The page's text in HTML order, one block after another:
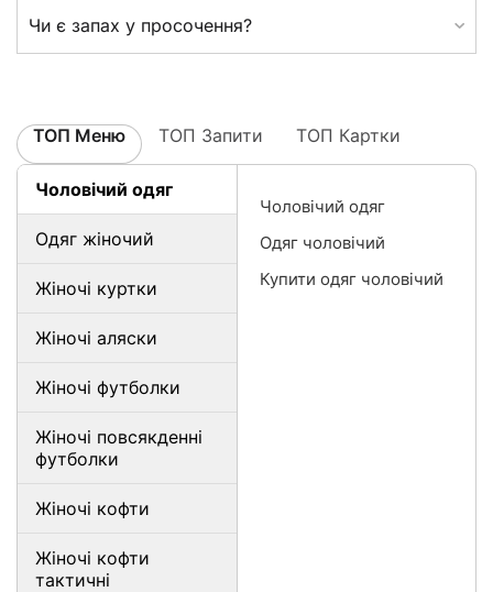
Чи є запах у просочення?
ТОП Меню ТОП Запити ТОП Картки
Чоловічий одяг
Одяг жіночий
Жіночі куртки
Жіночі аляски
Жіночі футболки
Жіночі повсякденні
футболки
Жіночі кофти
Жіночі кофти
тактичні
Чоловічий одяг
Одяг чоловічий
Купити одяг чоловічий